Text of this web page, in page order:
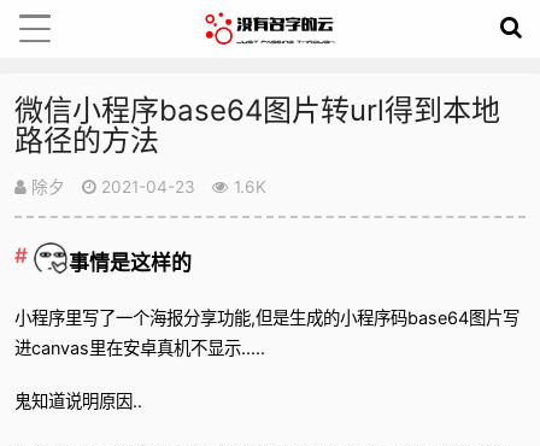
微信小程序base64图片转url得到本地
路径的方法
除夕 2021-04-23 1.6K
事情是这样的
小程序里写了一个海报分享功能,但是生成的小程序码base64图片写
进canvas里在安卓真机不显示.....
鬼知道说明原因..